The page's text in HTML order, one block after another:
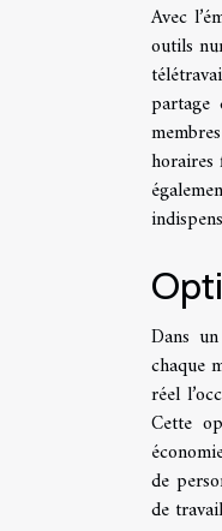
Avec
outils
partage
horaires
Dans
chaque
réel
Cette
de
de